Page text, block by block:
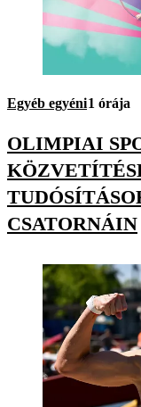
Egyéb egyéni1 órája
OLIMPIAI
CSATORNÁIN